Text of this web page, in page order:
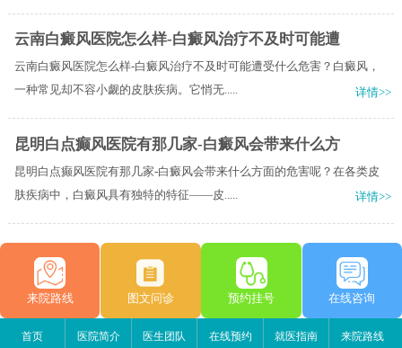
云南白癜风医院怎么样-白癜风治疗不及时可能遭
云南白癜风医院怎么样-白癜风治疗不及时可能遭受什么危害？白癜风，
一种常见却不容小觑的皮肤疾病。它悄无.....
详情>>
昆明白点癫风医院有那几家-白癜风会带来什么方
昆明白点癫风医院有那几家-白癜风会带来什么方面的危害呢？在各类皮
肤疾病中，白癜风具有独特的特征——皮.....
详情>>
来院路线 图文问诊 预约挂号 在线咨询
首页 医院简介 医生团队 在线预约 就医指南 来院路线